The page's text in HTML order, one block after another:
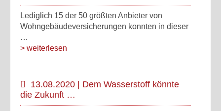
Lediglich 15 der 50 größten Anbieter von
Wohngebäudeversicherungen konnten in dieser
…
> weiterlesen
13.08.2020 | Dem Wasserstoff könnte
die Zukunft …